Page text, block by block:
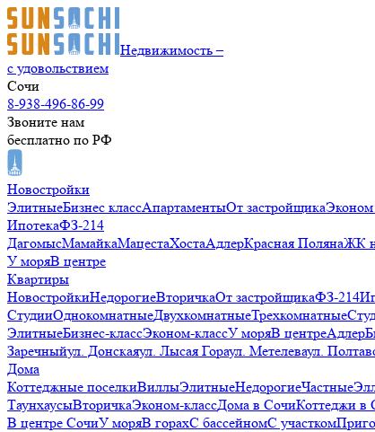
Недвижимость –
с удовольствием
Сочи
8-938-496-86-99
Звоните нам
бесплатно по РФ
Новостройки
ЭлитныеБизнес классАпартаментыОт застройщикаЭконом
ИпотекаФЗ-214
ДагомысМамайкаМацестаХостаАдлерКрасная ПолянаЖК
У моряВ центре
Квартиры
НовостройкиНедорогиеВторичкаОт застройщикаФЗ-214
СтудииОднокомнатныеДвухкомнатныеТрехкомнатные
ЭлитныеБизнес-классЭконом-классУ моряВ центреАдлер
Заречныйул. Донскаяул. Лысая Гораул. Метелеваул.
Дома
Коттеджные поселкиВиллыЭлитныеНедорогиеЧастные
ТаунхаусыВторичкаЭконом-классДома в СочиКоттеджи в
В центре СочиУ моряВ горахС бассейномС участком